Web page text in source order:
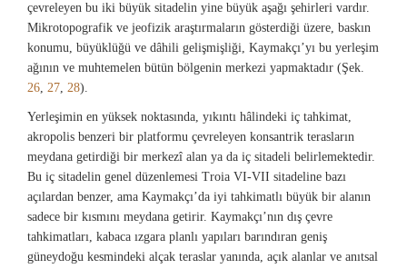
çevreleyen bu iki büyük sitadelin yine büyük aşağı şehirleri vardır.
Mikrotopografik ve jeofizik araştırmaların gösterdiği üzere, baskın
konumu, büyüklüğü ve dâhili gelişmişliği, Kaymakçı’yı bu yerleşim
ağının ve muhtemelen bütün bölgenin merkezi yapmaktadır (Şek.
26, 27, 28).
Yerleşimin en yüksek noktasında, yıkıntı hâlindeki iç tahkimat,
akropolis benzeri bir platformu çevreleyen konsantrik terasların
meydana getirdiği bir merkezî alan ya da iç sitadeli belirlemektedir.
Bu iç sitadelin genel düzenlemesi Troia VI-VII sitadeline bazı
açılardan benzer, ama Kaymakçı’da iyi tahkimatlı büyük bir alanın
sadece bir kısmını meydana getirir. Kaymakçı’nın dış çevre
tahkimatları, kabaca ızgara planlı yapıları barındıran geniş
güneydoğu kesmindeki alçak teraslar yanında, açık alanlar ve anıtsal